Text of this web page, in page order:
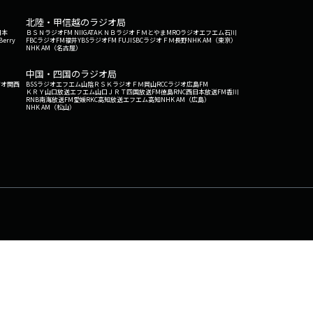
本
北陸・甲信越のラジオ局
ＢＳＮラジオFM NIIGATAＫＮＢラジオ ＦＭとやまMROラジオエフエム石川
FBCラジオFM福井YBSラジオFM FUJISBCラジオ ＦＭ長野NHK AM（東京）
NHK AM（名古屋）
関西
中国・四国のラジオ局
BSSラジオエフエム山陰ＲＳＫラジオ ＦＭ岡山RCCラジオ広島FM
ＫＲＹ山口放送エフエム山口 ＪＲＴ四国放送FM徳島RNC西日本放送FM香川
RNB南海放送FM愛媛RKC高知放送エフエム高知NHK AM（広島）
NHK AM（松山）